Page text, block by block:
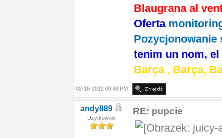
Blaugrana al
Oferta
Pozycjonowanie
tenim un nom,
Barça , Barça,
02-18-2012 09:48 PM
andy889
Użytkownik
RE: pupcie